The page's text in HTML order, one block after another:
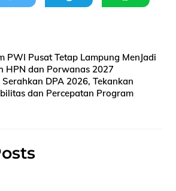
PWI Pusat Tetap Lampung MenJadi
HPN dan Porwanas 2027
DPA 2026, Tekankan
dan Percepatan Program